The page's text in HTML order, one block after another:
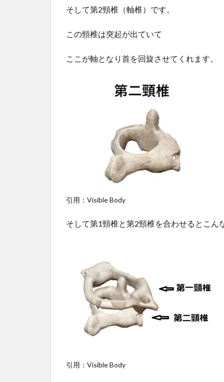
そして第2頸椎（軸椎）です。
この頸椎は突起が出ていて
ここが軸となり首を回旋させてくれます。
引用：Visible Body
そして第1頸椎と第2頸椎を合わせるとこん
引用：Visible Body